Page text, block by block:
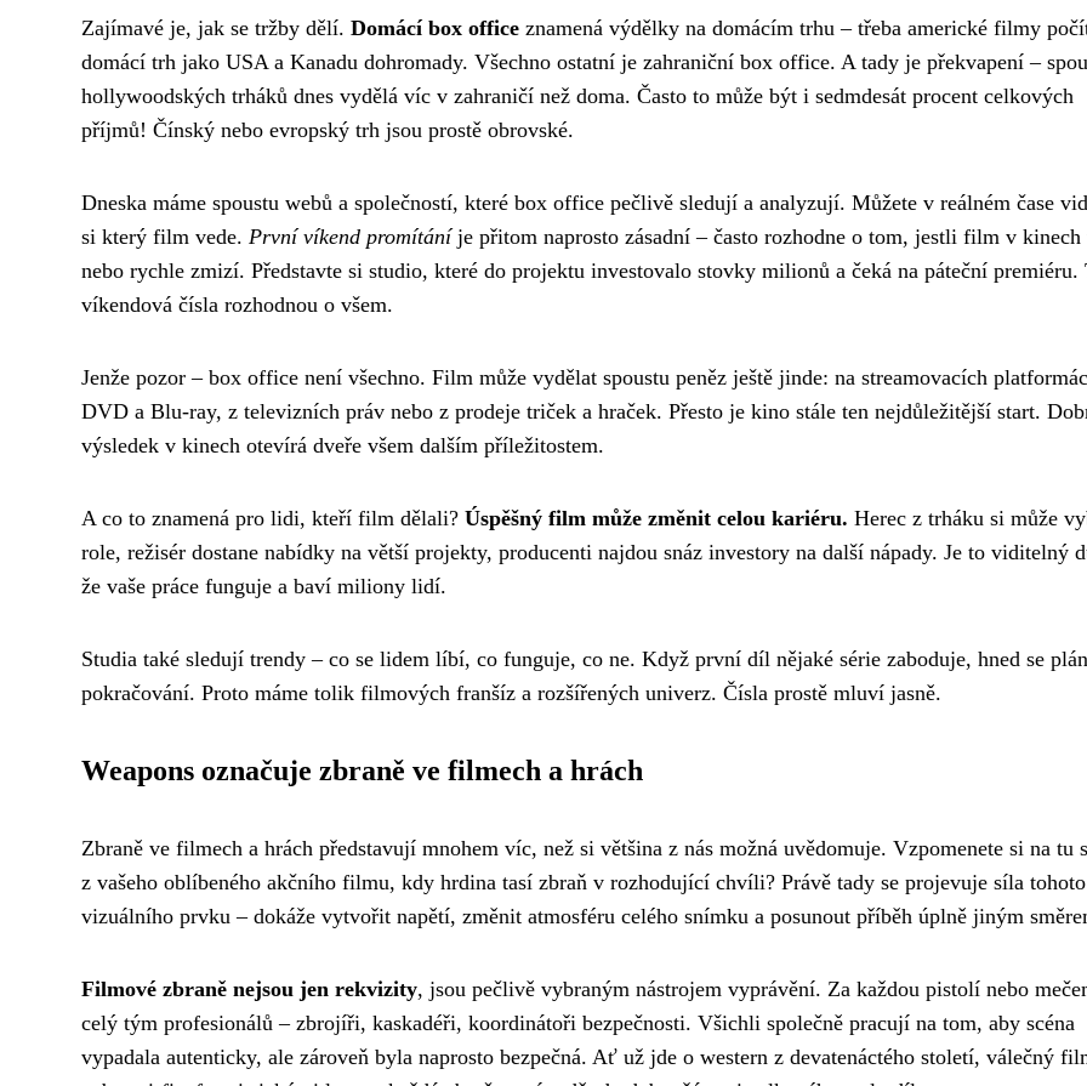
Zajímavé je, jak se tržby dělí. Domácí box office znamená výdělky na domácím trhu – třeba americké filmy
domácí trh jako USA a Kanadu dohromady. Všechno ostatní je zahraniční box office. A tady je překvapení –
hollywoodských trháků dnes vydělá víc v zahraničí než doma. Často to může být i sedmdesát procent celkových
příjmů! Čínský nebo evropský trh jsou prostě obrovské.
Dneska máme spoustu webů a společností, které box office pečlivě sledují a analyzují. Můžete v reálném čase
si který film vede. První víkend promítáníje přitom naprosto zásadní – často rozhodne o tom, jestli film v
nebo rychle zmizí. Představte si studio, které do projektu investovalo stovky milionů a čeká na páteční premiéru.
víkendová čísla rozhodnou o všem.
Jenže pozor – box office není všechno. Film může vydělat spoustu peněz ještě jinde: na streamovacích
DVD a Blu-ray, z televizních práv nebo z prodeje triček a hraček. Přesto je kino stále ten nejdůležitější start.
výsledek v kinech otevírá dveře všem dalším příležitostem.
A co to znamená pro lidi, kteří film dělali? Úspěšný film může změnit celou kariéru. Herec z trháku si může
role, režisér dostane nabídky na větší projekty, producenti najdou snáz investory na další nápady. Je to viditelný
že vaše práce funguje a baví miliony lidí.
Studia také sledují trendy – co se lidem líbí, co funguje, co ne. Když první díl nějaké série zaboduje, hned se
pokračování. Proto máme tolik filmových franšíz a rozšířených univerz. Čísla prostě mluví jasně.
Weapons označuje zbraně ve filmech a hrách
Zbraně ve filmech a hrách představují mnohem víc, než si většina z nás možná uvědomuje. Vzpomenete si na tu
z vašeho oblíbeného akčního filmu, kdy hrdina tasí zbraň v rozhodující chvíli? Právě tady se projevuje síla tohoto
vizuálního prvku – dokáže vytvořit napětí, změnit atmosféru celého snímku a posunout příběh úplně jiným
Filmové zbraně nejsou jen rekvizity, jsou pečlivě vybraným nástrojem vyprávění. Za každou pistolí nebo
celý tým profesionálů – zbrojíři, kaskadéři, koordinátoři bezpečnosti. Všichli společně pracují na tom, aby scéna
vypadala autenticky, ale zároveň byla naprosto bezpečná. Ať už jde o western z devatenáctého století, válečný